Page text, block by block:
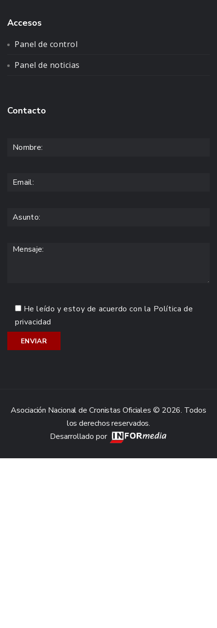
Accesos
Panel de control
Panel de noticias
Contacto
He leído y estoy de acuerdo con la Política de
privacidad
Asociación Nacional de Cronistas Oficiales © 2026. Todos
los derechos reservados.
Desarrollado por